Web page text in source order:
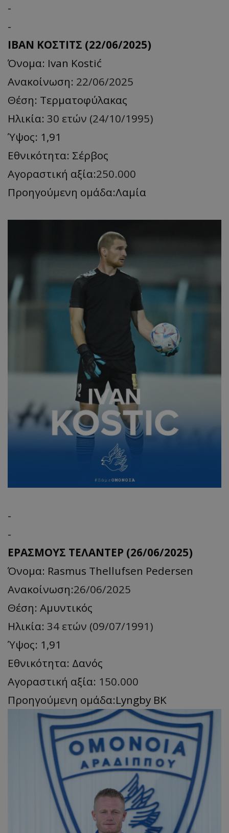
-
-
ΙΒΑΝ ΚΟΣΤΙΤΣ (22/06/2025)
Όνομα: Ivan Kostić
Ανακοίνωση: 22/06/2025
Θέση: Τερματοφύλακας
Ηλικία: 30 ετών (24/10/1995)
Ύψος: 1,91
Εθνικότητα: Σέρβος
Αγοραστική αξία:250.000
Προηγούμενη ομάδα:Λαμία
-
-
ΕΡΑΣΜΟΥΣ ΤΕΛΑΝΤΕΡ (26/06/2025)
Όνομα: Rasmus Thellufsen Pedersen
Ανακοίνωση:26/06/2025
Θέση: Αμυντικός
Ηλικία: 34 ετών (09/07/1991)
Ύψος: 1,91
Εθνικότητα: Δανός
Αγοραστική αξία: 150.000
Προηγούμενη ομάδα:Lyngby BK